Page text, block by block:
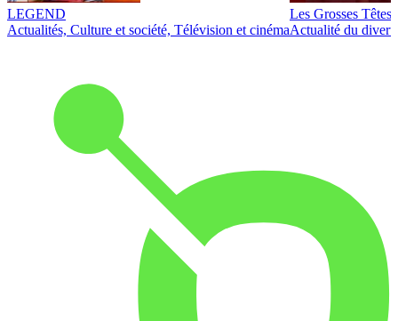
LEGEND
Actualités, Culture et société, Télévision et cinéma
Les Grosses Têtes
Actualité du